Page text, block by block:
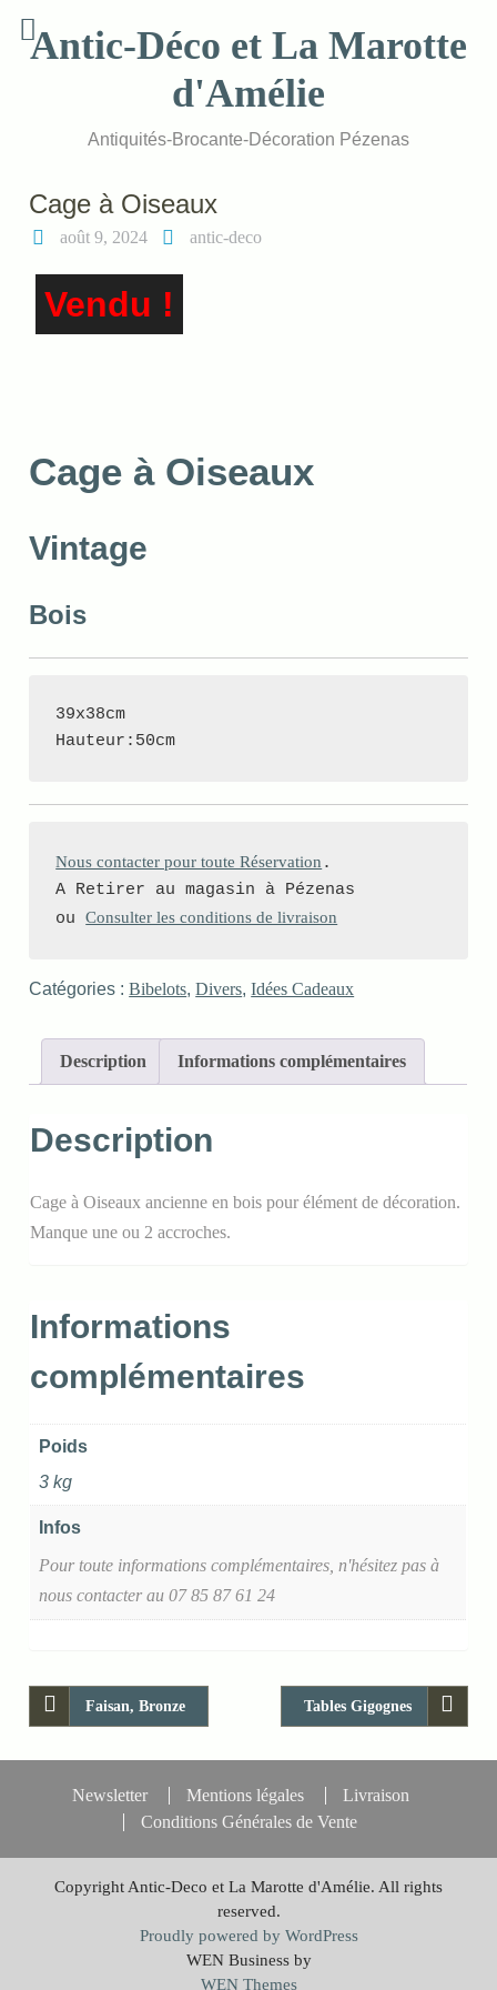
contentAntic-Déco et La Marotte
d'Amélie
Antiquités-Brocante-Décoration Pézenas
Cage à Oiseaux
août 9, 2024 antic-deco
Vendu !
Cage à Oiseaux
Vintage
Bois
39x38cm
Hauteur:50cm
Nous contacter pour toute Réservation .
A Retirer au magasin à Pézenas
ou Consulter les conditions de livraison
Catégories :Bibelots,Divers,Idées Cadeaux
Description Informations complémentaires
Description
Cage à Oiseaux ancienne en bois pour élément de décoration.
Manque une ou 2 accroches.
Informations
complémentaires
Poids
3 kg
Infos
Pour toute informations complémentaires, n'hésitez pas à
nous contacter au 07 85 87 61 24
Faisan, Bronze Tables Gigognes
Newsletter Mentions légales
Livraison
Conditions Générales de Vente
Copyright Antic-Deco et La Marotte d'Amélie. All rights
reserved.
Proudly powered by WordPress
WEN Business by
WEN Themes